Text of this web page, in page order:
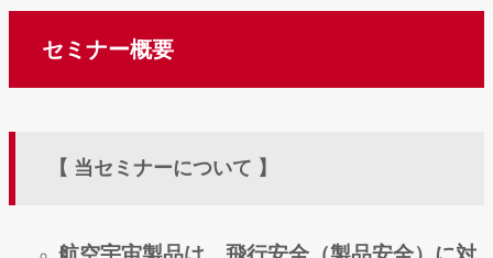
セミナー概要
【 当セミナーについて 】